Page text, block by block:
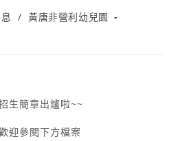
/ 黃唐非營利幼兒園
生簡章出爐啦~~
迎參閱下方檔案